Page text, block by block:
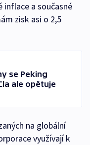
a současné
zisk asi o 2,5
se Peking
ale opětuje
na globální
využívají k